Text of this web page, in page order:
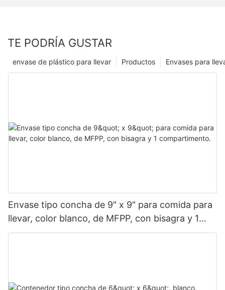
TE PODRÍA GUSTAR
Envases para
Productos
envase de plástico para llevar
Envase tipo concha de 9" x 9" para comida para
llevar, color blanco, de MFPP, con bisagra y 1
compartimento.